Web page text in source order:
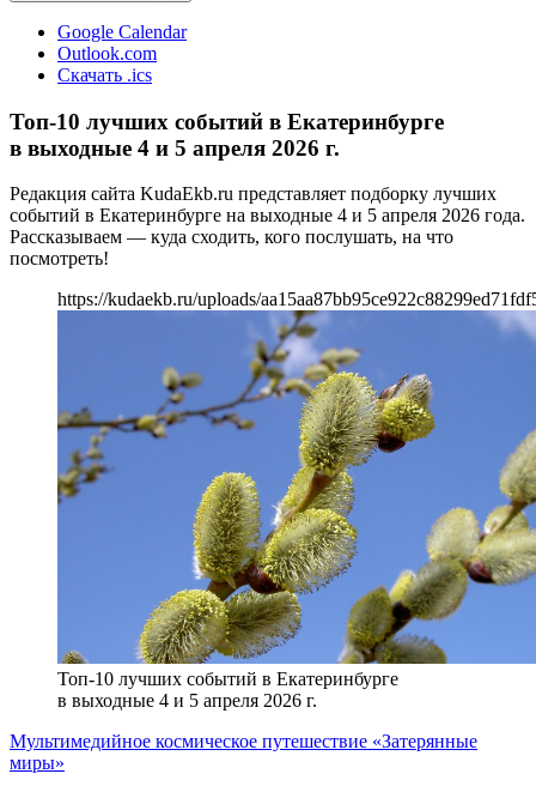
Google Calendar
Outlook.com
Скачать .ics
Топ-10 лучших событий в Екатеринбурге
в выходные 4 и 5 апреля 2026 г.
Редакция сайта KudaEkb.ru представляет подборку лучших
событий в Екатеринбурге на выходные 4 и 5 апреля 2026 года.
Рассказываем — куда сходить, кого послушать, на что
посмотреть!
https://kudaekb.ru/uploads/
Топ-10 лучших событий в Екатеринбурге
в выходные 4 и 5 апреля 2026 г.
Мультимедийное космическое путешествие «Затерянные
миры»